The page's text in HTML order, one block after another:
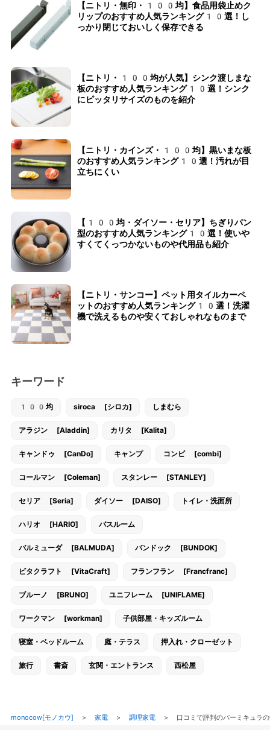
【ニトリ・無印・100均】食品用袋止めク
リップのおすすめ人気ランキング10選！し
っかり閉じておいしく保存できる
【ニトリ・100均が人気】シンク渡しまな
板のおすすめ人気ランキング10選！シンク
にピッタリサイズのものを紹介
【ニトリ・カインズ・100均】黒いまな板
のおすすめ人気ランキング10選！汚れが目
立ちにくい
【100均・ダイソー・セリア】ちぎりパン
型のおすすめ人気ランキング10選！使いや
すくてくっつかないものや代用品も紹介
【ニトリ・サンコー】ペット用タイルカーペ
ットのおすすめ人気ランキング10選！洗濯
機で洗えるものや安くておしゃれなものまで
キーワード
100均 siroca [シロカ] しまむら
アラジン [Aladdin] カリタ [Kalita]
キャンドゥ [CanDo] キャンプ コンビ [combi]
コールマン [Coleman] スタンレー [STANLEY]
セリア [Seria] ダイソー [DAISO] トイレ・洗面所
ハリオ [HARIO] バスルーム
バルミューダ [BALMUDA] バンドック [BUNDOK]
ビタクラフト [VitaCraft] フランフラン [Francfranc]
ブルーノ [BRUNO] ユニフレーム [UNIFLAME]
ワークマン [workman] 子供部屋・キッズルーム
寝室・ベッドルーム 庭・テラス 押入れ・クローゼット
旅行 書斎 玄関・エントランス 西松屋
monocow[モノカウ] > 家電> 調理家電> 口コミで評判のバーミキュラ